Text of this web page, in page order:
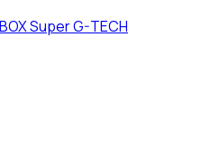
Super G-TECH